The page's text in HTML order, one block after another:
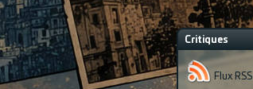
Critiques
Flux RSS